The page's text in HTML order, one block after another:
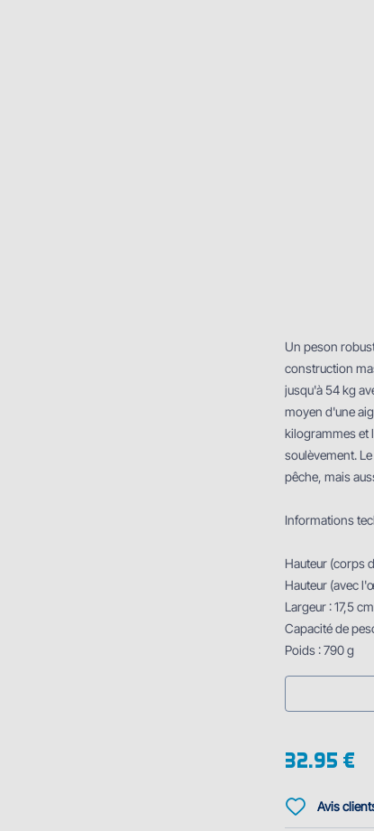
Un peson
construction
jusqu'à 54 kg
moyen d'une
kilogrammes et
soulèvement.
pêche, mais
Informations
Hauteur (corps
Hauteur (avec
Largeur : 17,5 cm
Capacité de
Poids : 790 g
32.95 €
Avis